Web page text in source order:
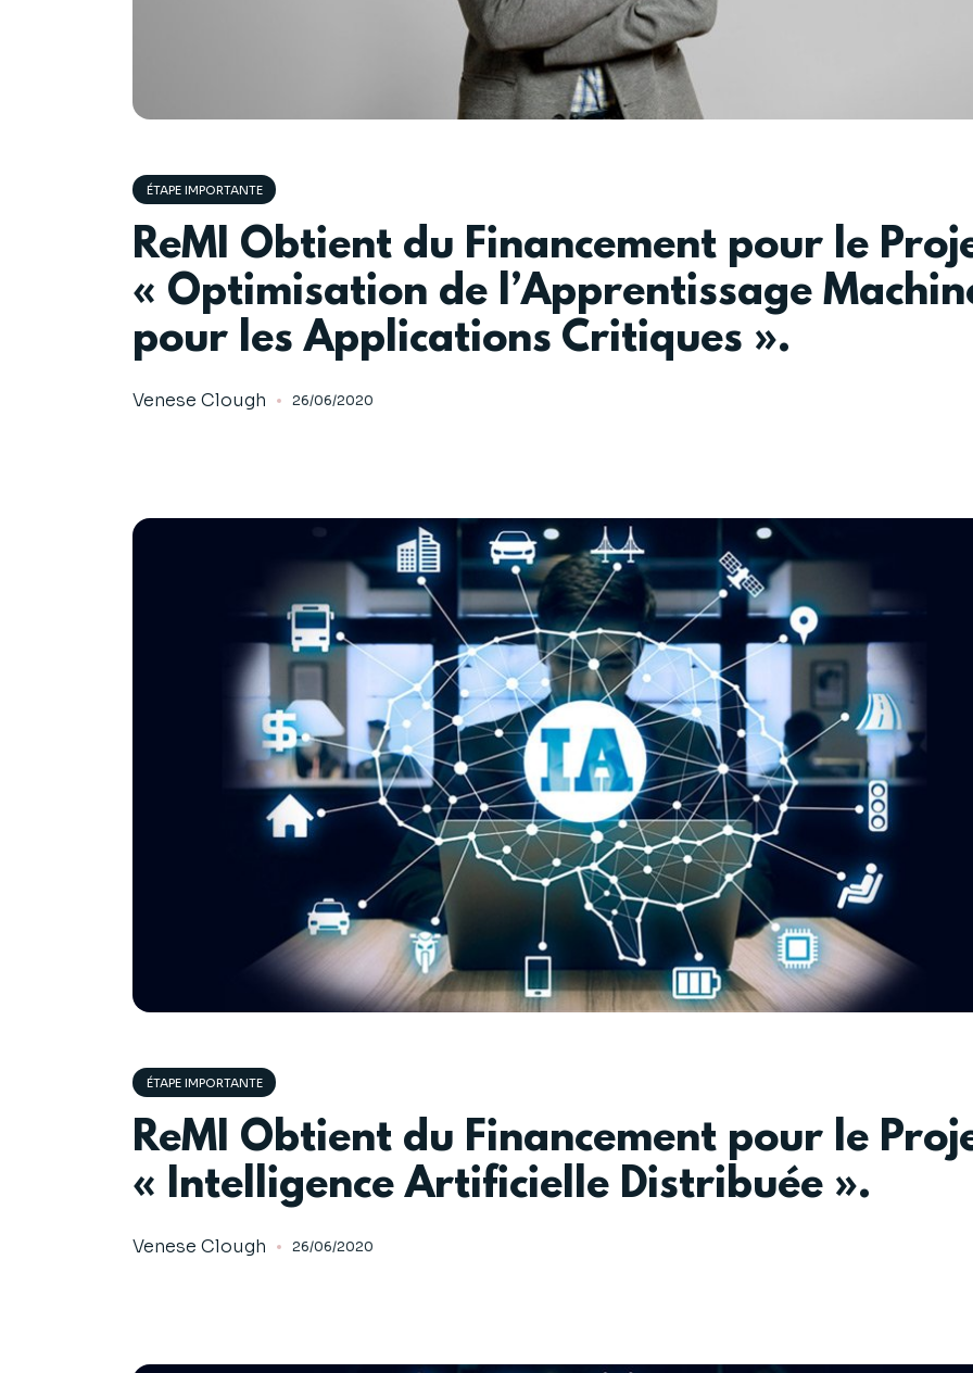
ÉTAPE IMPORTANTE
ReMI Obtient du Financement pour le
« Optimisation de l’Apprentissage
pour les Applications Critiques ».
Venese Clough 26/06/2020
ÉTAPE IMPORTANTE
ReMI Obtient du Financement pour le
« Intelligence Artificielle Distribuée ».
Venese Clough 26/06/2020